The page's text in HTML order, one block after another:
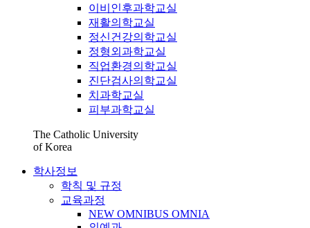
이비인후과학교실
재활의학교실
정신건강의학교실
정형외과학교실
직업환경의학교실
진단검사의학교실
치과학교실
피부과학교실
The Catholic University
of Korea
학사정보
학칙 및 규정
교육과정
NEW OMNIBUS OMNIA